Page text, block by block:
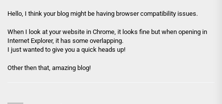
Hello, I think your blog might be having browser compatibility issues.
When I look at your website in Chrome, it looks fine but when opening in
Internet Explorer, it has some overlapping.
I just wanted to give you a quick heads up!
Other then that, amazing blog!